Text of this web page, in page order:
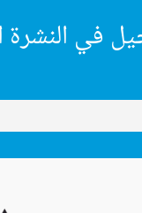
في النشرة